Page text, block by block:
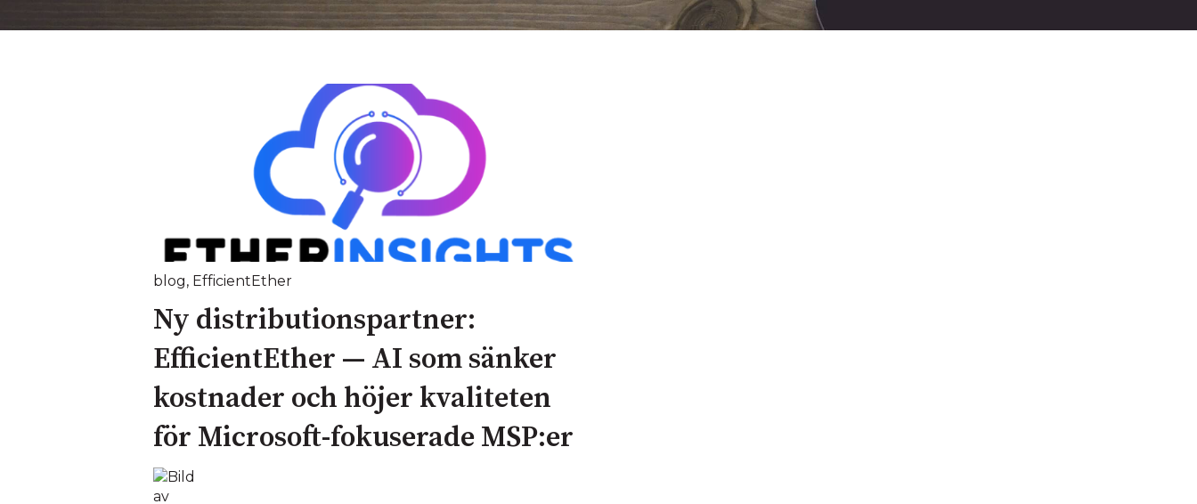
blog, EfficientEther
Ny distributionspartner:
EfficientEther — AI som sänker
kostnader och höjer kvaliteten
för Microsoft‑fokuserade MSP:er